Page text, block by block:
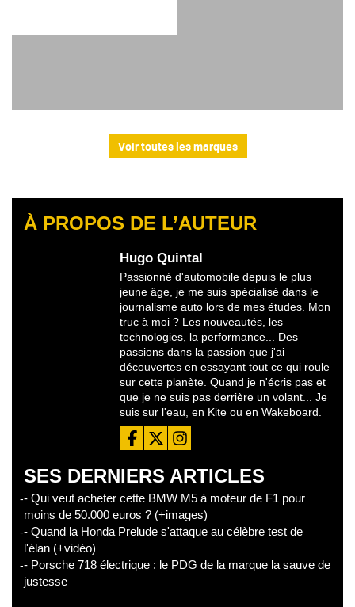
Voir toutes les marques
À PROPOS DE L’AUTEUR
Hugo Quintal
Passionné d'automobile depuis le plus
jeune âge, je me suis spécialisé dans le
journalisme auto lors de mes études. Mon
truc à moi ? Les nouveautés, les
technologies, la performance... Des
passions dans la passion que j'ai
découvertes en essayant tout ce qui roule
sur cette planète. Quand je n'écris pas et
que je ne suis pas derrière un volant... Je
suis sur l'eau, en Kite ou en Wakeboard.
SES DERNIERS ARTICLES
- Qui veut acheter cette BMW M5 à moteur de F1 pour
moins de 50.000 euros ? (+images)
- Quand la Honda Prelude s'attaque au célèbre test de
l'élan (+vidéo)
- Porsche 718 électrique : le PDG de la marque la sauve de
justesse